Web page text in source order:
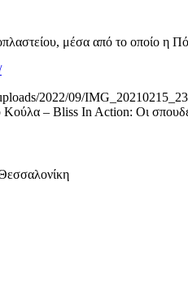
μέσα από το οποίο η
2022/09/
– Bliss In Action: Οι σπουδές